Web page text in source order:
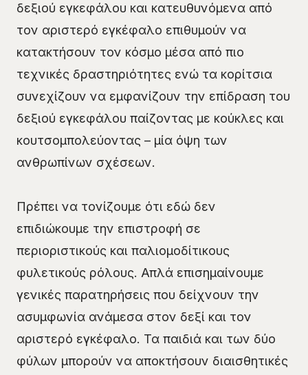
δεξιού εγκεφάλου και κατευθυνόμενα από
τον αριστερό εγκέφαλο επιθυμούν να
κατακτήσουν τον κόσμο μέσα από πιο
τεχνικές δραστηριότητες ενώ τα κορίτσια
συνεχίζουν να εμφανίζουν την επίδραση του
δεξιού εγκεφάλου παίζοντας με κούκλες και
κουτσομπολεύοντας – μία όψη των
ανθρωπίνων σχέσεων.
Πρέπει να τονίζουμε ότι εδώ δεν
επιδιώκουμε την επιστροφή σε
περιοριστικούς και παλιομοδίτικους
φυλετικούς ρόλους. Απλά επισημαίνουμε
γενικές παρατηρήσεις που δείχνουν την
ασυμφωνία ανάμεσα στον δεξί και τον
αριστερό εγκέφαλο. Τα παιδιά και των δύο
φύλων μπορούν να αποκτήσουν διαισθητικές